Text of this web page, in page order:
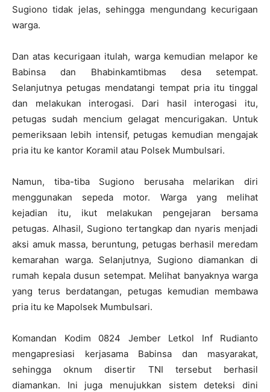
Sugiono tidak jelas, sehingga mengundang kecurigaan
warga.
Dan atas kecurigaan itulah, warga kemudian melapor ke
Babinsa dan Bhabinkamtibmas desa setempat.
Selanjutnya petugas mendatangi tempat pria itu tinggal
dan melakukan interogasi. Dari hasil interogasi itu,
petugas sudah mencium gelagat mencurigakan. Untuk
pemeriksaan lebih intensif, petugas kemudian mengajak
pria itu ke kantor Koramil atau Polsek Mumbulsari.
Namun, tiba-tiba Sugiono berusaha melarikan diri
menggunakan sepeda motor. Warga yang melihat
kejadian itu, ikut melakukan pengejaran bersama
petugas. Alhasil, Sugiono tertangkap dan nyaris menjadi
aksi amuk massa, beruntung, petugas berhasil meredam
kemarahan warga. Selanjutnya, Sugiono diamankan di
rumah kepala dusun setempat. Melihat banyaknya warga
yang terus berdatangan, petugas kemudian membawa
pria itu ke Mapolsek Mumbulsari.
Komandan Kodim 0824 Jember Letkol Inf Rudianto
mengapresiasi kerjasama Babinsa dan masyarakat,
sehingga oknum disertir TNI tersebut berhasil
diamankan. Ini juga menujukkan sistem deteksi dini